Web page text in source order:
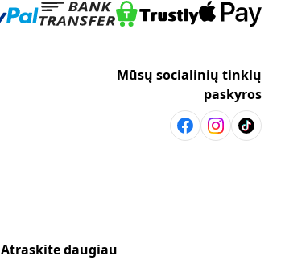
Mūsų socialinių tinklų
paskyros
Atraskite daugiau